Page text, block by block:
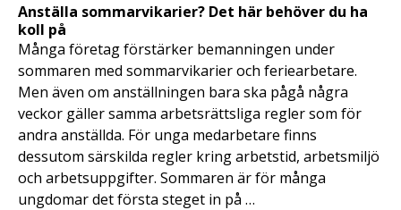
Anställa sommarvikarier? Det här behöver du ha
koll på
Många företag förstärker bemanningen under
sommaren med sommarvikarier och feriearbetare.
Men även om anställningen bara ska pågå några
veckor gäller samma arbetsrättsliga regler som för
andra anställda. För unga medarbetare finns
dessutom särskilda regler kring arbetstid, arbetsmiljö
och arbetsuppgifter. Sommaren är för många
ungdomar det första steget in på …